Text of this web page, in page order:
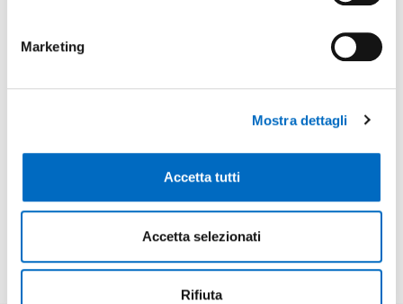
Marketing
Mostra dettagli
Accetta tutti
Accetta selezionati
Rifiuta
CONTATTACI